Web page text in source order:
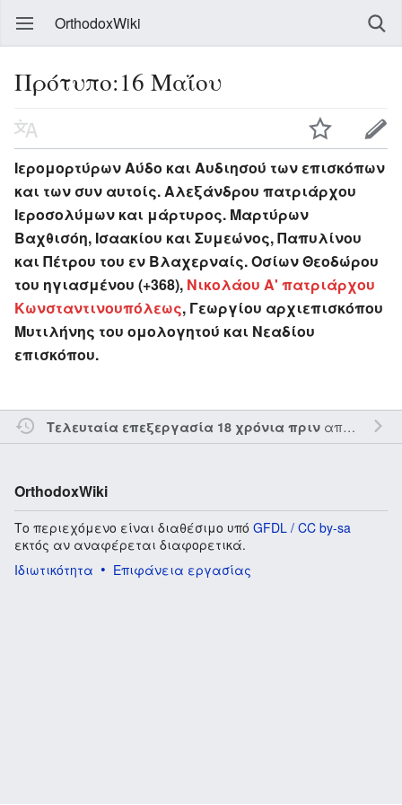
OrthodoxWiki
Πρότυπο:16 Μαΐου
Ιερομορτύρων Αύδο και Αυδιησού των επισκόπων
και των συν αυτοίς. Αλεξάνδρου πατριάρχου
Ιεροσολύμων και μάρτυρος. Μαρτύρων
Βαχθισόη, Ισαακίου και Συμεώνος, Παπυλίνου
και Πέτρου του εν Βλαχερναίς. Οσίων Θεοδώρου
του ηγιασμένου (+368), Νικολάου Α' πατριάρχου
Κωνσταντινουπόλεως, Γεωργίου αρχιεπισκόπου
Μυτιλήνης του ομολογητού και Νεαδίου
επισκόπου.
Τελευταία επεξεργασία 18 χρόνια πριναπό τον την
OrthodoxWiki
Το περιεχόμενο είναι διαθέσιμο υπό GFDL / CC by-sa
εκτός αν αναφέρεται διαφορετικά.
Ιδιωτικότητα
Επιφάνεια εργασίας